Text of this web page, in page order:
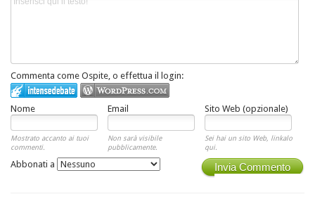
Commenta come Ospite, o effettua il login:
Nome Email Sito Web (opzionale)
Mostrato accanto ai tuoi
commenti.
Non sarà visibile
pubblicamente.
Sei hai un sito Web, linkalo
qui.
Invia Commento
Abbonati a